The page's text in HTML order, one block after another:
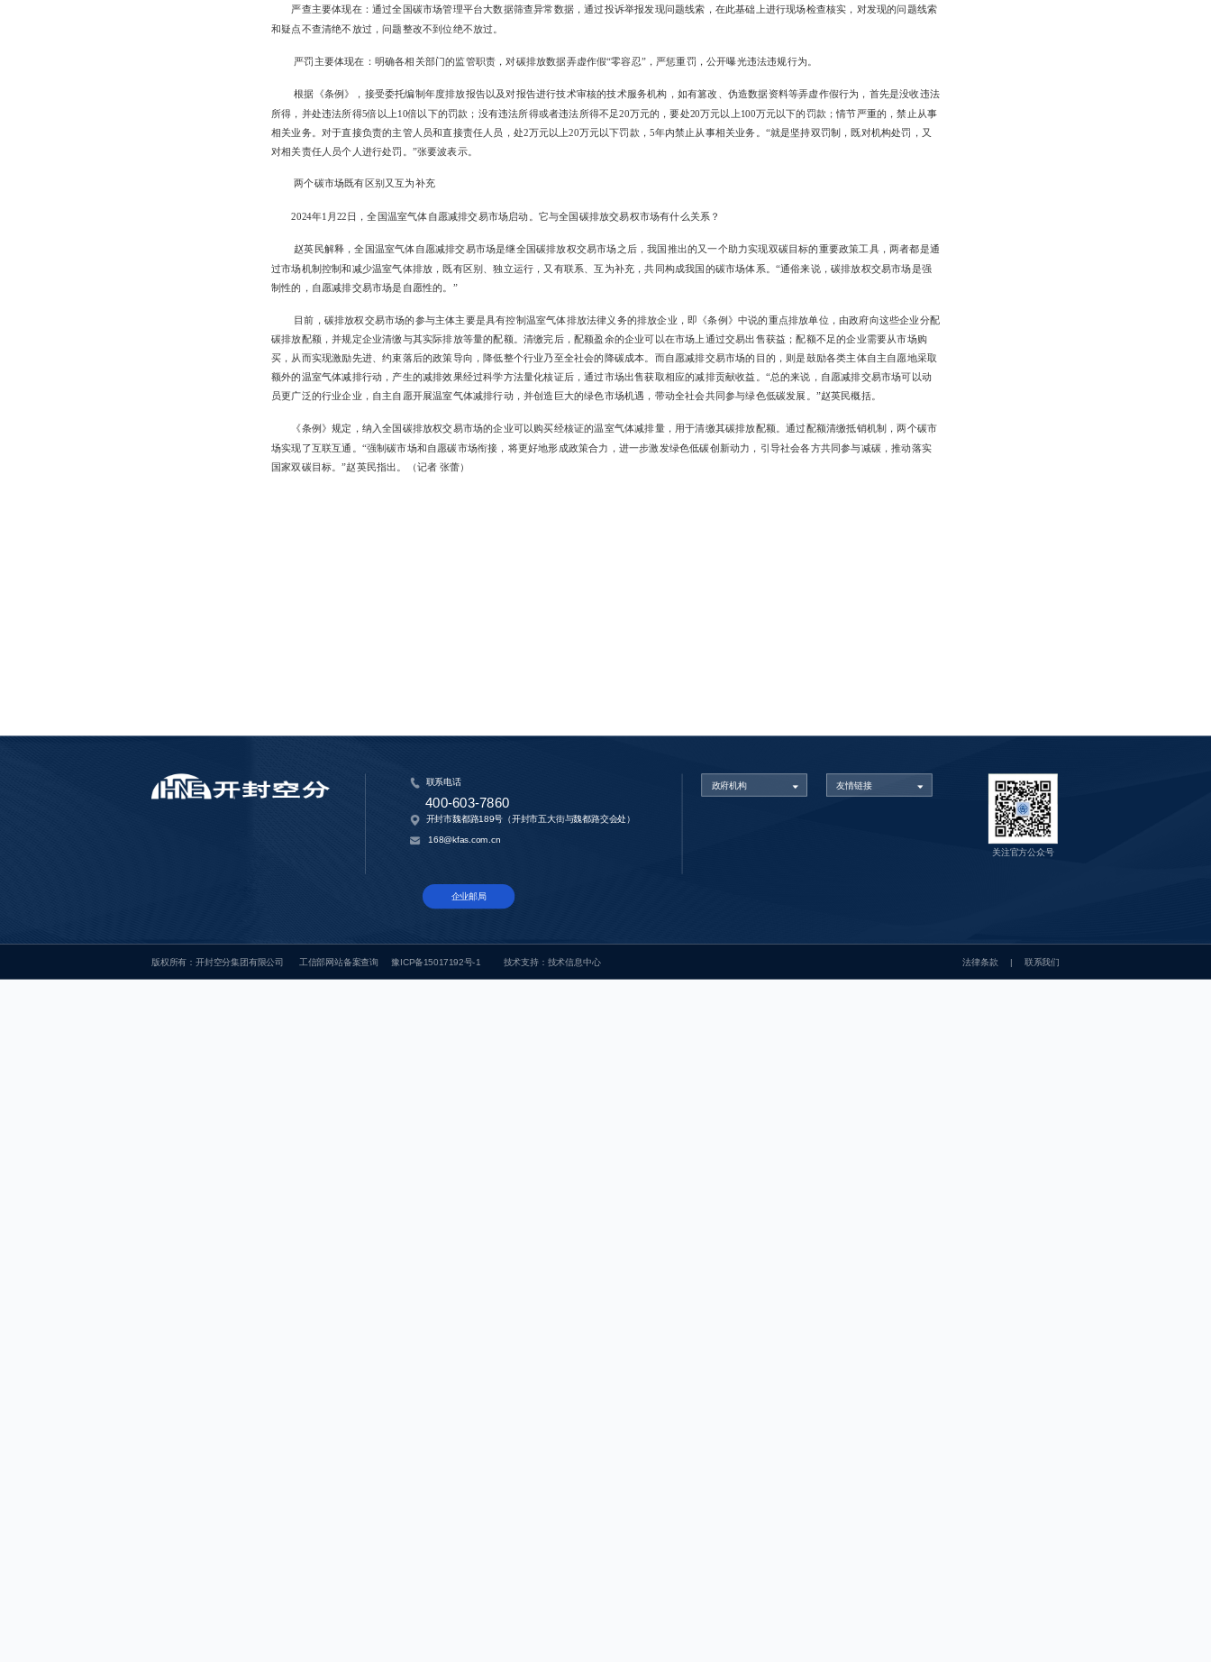
严查主要体现在：通过全国碳市场管理平台大数据筛查异常数据，通过投诉举报发现问题线索，在此基础上进行现场检查核实，对发现的问题线索
和疑点不查清绝不放过，问题整改不到位绝不放过。
严罚主要体现在：明确各相关部门的监管职责，对碳排放数据弄虚作假“零容忍”，严惩重罚，公开曝光违法违规行为。
根据《条例》，接受委托编制年度排放报告以及对报告进行技术审核的技术服务机构，如有篡改、伪造数据资料等弄虚作假行为，首先是没收违法
所得，并处违法所得5倍以上10倍以下的罚款；没有违法所得或者违法所得不足20万元的，要处20万元以上100万元以下的罚款；情节严重的，禁止从事
相关业务。对于直接负责的主管人员和直接责任人员，处2万元以上20万元以下罚款，5年内禁止从事相关业务。“就是坚持双罚制，既对机构处罚，又
对相关责任人员个人进行处罚。”张要波表示。
两个碳市场既有区别又互为补充
2024年1月22日，全国温室气体自愿减排交易市场启动。它与全国碳排放交易权市场有什么关系？
赵英民解释，全国温室气体自愿减排交易市场是继全国碳排放权交易市场之后，我国推出的又一个助力实现双碳目标的重要政策工具，两者都是通
过市场机制控制和减少温室气体排放，既有区别、独立运行，又有联系、互为补充，共同构成我国的碳市场体系。“通俗来说，碳排放权交易市场是强
制性的，自愿减排交易市场是自愿性的。”
目前，碳排放权交易市场的参与主体主要是具有控制温室气体排放法律义务的排放企业，即《条例》中说的重点排放单位，由政府向这些企业分配
碳排放配额，并规定企业清缴与其实际排放等量的配额。清缴完后，配额盈余的企业可以在市场上通过交易出售获益；配额不足的企业需要从市场购
买，从而实现激励先进、约束落后的政策导向，降低整个行业乃至全社会的降碳成本。而自愿减排交易市场的目的，则是鼓励各类主体自主自愿地采取
额外的温室气体减排行动，产生的减排效果经过科学方法量化核证后，通过市场出售获取相应的减排贡献收益。“总的来说，自愿减排交易市场可以动
员更广泛的行业企业，自主自愿开展温室气体减排行动，并创造巨大的绿色市场机遇，带动全社会共同参与绿色低碳发展。”赵英民概括。
《条例》规定，纳入全国碳排放权交易市场的企业可以购买经核证的温室气体减排量，用于清缴其碳排放配额。通过配额清缴抵销机制，两个碳市
场实现了互联互通。“强制碳市场和自愿碳市场衔接，将更好地形成政策合力，进一步激发绿色低碳创新动力，引导社会各方共同参与减碳，推动落实
国家双碳目标。”赵英民指出。（记者 张蕾）
联系电话
400-603-7860
开封市魏都路189号（开封市五大街与魏都路交会处）
168@kfas.com.cn
企业邮局
政府机构 友情链接
关注官方公众号
版权所有：开封空分集团有限公司 工信部网站备案查询 豫ICP备15017192号-1 技术支持： 技术信息中心 法律条款 | 联系我们